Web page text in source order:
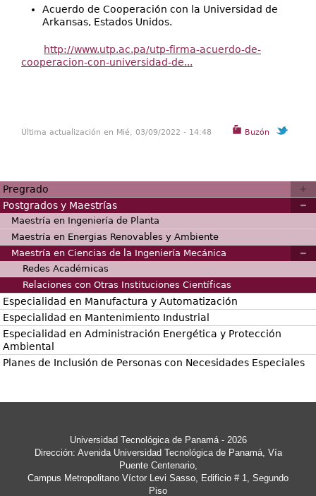
Acuerdo de Cooperación con la Universidad de
Arkansas, Estados Unidos.
http://www.utp.ac.pa/utp-firma-acuerdo-de-
cooperacion-con-universidad-de...
Buzón
Última actualización en Mié, 03/09/2022 - 14:48
Pregrado
Postgrados y Maestrías
Maestría en Ingeniería de Planta
Maestría en Energias Renovables y Ambiente
Maestría en Ciencias de la Ingeniería Mecánica
Redes Académicas
Relaciones con Otras Instituciones Científicas
Especialidad en Manufactura y Automatización
Especialidad en Mantenimiento Industrial
Especialidad en Administración Energética y Protección
Ambiental
Planes de Inclusión de Personas con Necesidades Especiales
Universidad Tecnológica de Panamá - 2026
Dirección: Avenida Universidad Tecnológica de Panamá, Vía
Puente Centenario,
Campus Metropolitano Víctor Levi Sasso, Edificio # 1, Segundo
Piso